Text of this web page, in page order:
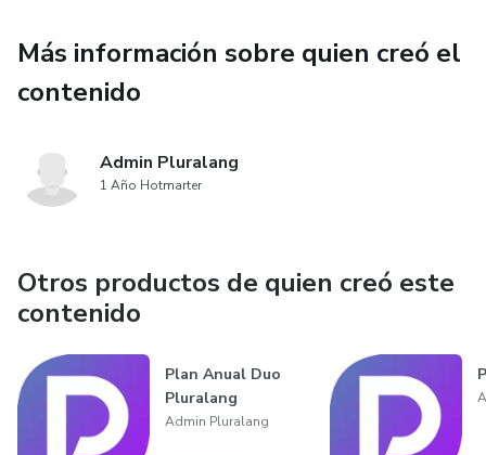
Más información sobre quien creó el
contenido
Admin Pluralang
1 Año Hotmarter
Otros productos de quien creó este
contenido
Plan Anual Duo
Pluralang
Admin Pluralang